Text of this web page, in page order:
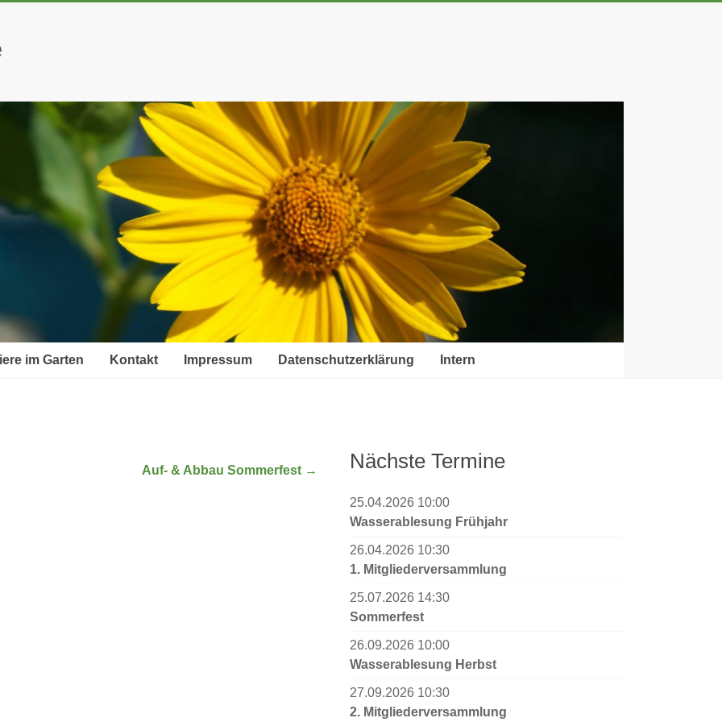
im Garten Kontakt Impressum Datenschutzerklärung Intern
Auf- & Abbau Sommerfest → Nächste Termine
25.04.2026 10:00
Wasserablesung Frühjahr
26.04.2026 10:30
1. Mitgliederversammlung
25.07.2026 14:30
Sommerfest
26.09.2026 10:00
Wasserablesung Herbst
27.09.2026 10:30
2. Mitgliederversammlung